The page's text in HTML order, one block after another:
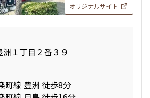
賃貸 当社限定物件 専任物件 駅近 ペット可
オリジナルサイト
１丁目２番３９
町線 豊洲 徒歩8分